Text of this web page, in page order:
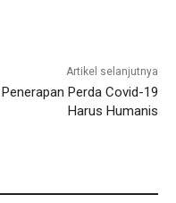
Artikel selanjutnya
Penerapan Perda Covid-19
Harus Humanis